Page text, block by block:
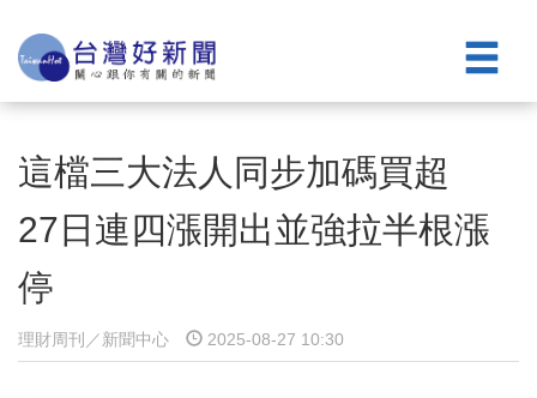
這檔三大法人同步加碼買超
27日連四漲開出並強拉半根漲
停
理財周刊／新聞中心 2025-08-27 10:30